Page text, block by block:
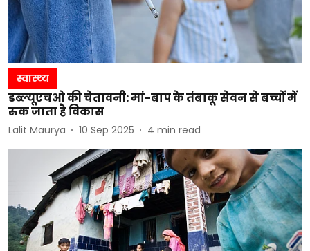
स्वास्थ्य
डब्ल्यूएचओ की चेतावनी: मां-बाप के तंबाकू सेवन से बच्चों में
रुक जाता है विकास
Lalit Maurya 10 Sep 2025 4 min read